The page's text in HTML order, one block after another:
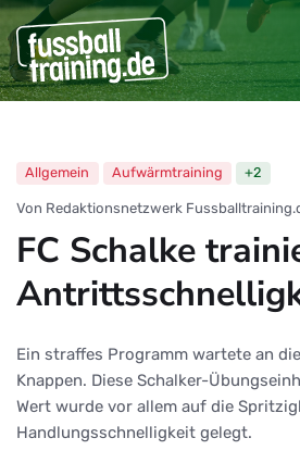
Allgemein Aufwärmtraining +2
Von Redaktionsnetzwerk
FC Schalke
Ein straffes Programm wartete an
Knappen. Diese Schalker-
Wert wurde vor allem auf die
Handlungsschnelligkeit gelegt.